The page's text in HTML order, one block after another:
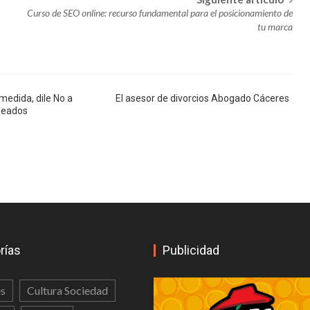
de calidad para tu disfrute
una vivienda en el Oriente Antioqueño
por Internet?
al medio ambiente
parte del kit para un campamento de verano
Curso de SEO online: recurso fundamental para el posicionamiento de
tu marca
dile No a
El asesor de divorcios Abogado Cáceres
FUNO Te Ayuda a Ayudar: cómo Fundación
Cultura Sociedad
Publicidad